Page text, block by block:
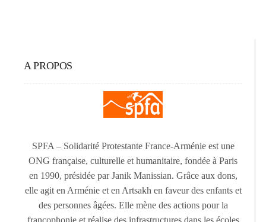
A PROPOS
SPFA – Solidarité Protestante France-Arménie est une
ONG française, culturelle et humanitaire, fondée à Paris
en 1990, présidée par Janik Manissian. Grâce aux dons,
elle agit en Arménie et en Artsakh en faveur des enfants et
des personnes âgées. Elle mène des actions pour la
francophonie et réalise des infrastructures dans les écoles